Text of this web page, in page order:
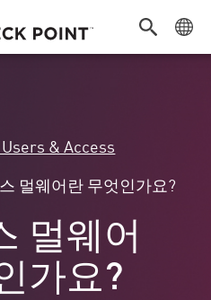
& Access
멀웨어란 무엇인가요?
멀웨어
가요?